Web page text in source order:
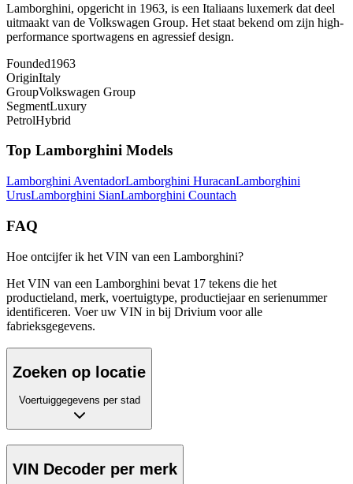
Lamborghini, opgericht in 1963, is een Italiaans luxemerk dat deel
uitmaakt van de Volkswagen Group. Het staat bekend om zijn high-
performance sportwagens en agressief design.
Founded1963
OriginItaly
GroupVolkswagen Group
SegmentLuxury
PetrolHybrid
Top Lamborghini Models
Lamborghini AventadorLamborghini HuracanLamborghini
UrusLamborghini SianLamborghini Countach
FAQ
Hoe ontcijfer ik het VIN van een Lamborghini?
Het VIN van een Lamborghini bevat 17 tekens die het
productieland, merk, voertuigtype, productiejaar en serienummer
identificeren. Voer uw VIN in bij Drivium voor alle
fabrieksgegevens.
Zoeken op locatie
Voertuiggegevens per stad
VIN Decoder per merk